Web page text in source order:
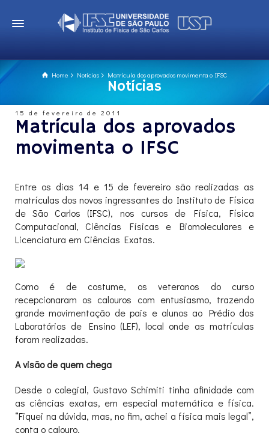
Home Notícias Matrícula dos aprovados movimenta o IFSC
Notícias
15 de fevereiro de 2011
Matrícula dos aprovados
movimenta o IFSC
Entre os dias 14 e 15 de fevereiro são realizadas as
matrículas dos novos ingressantes do Instituto de Física
de São Carlos (IFSC), nos cursos de Física, Física
Computacional, Ciências Físicas e Biomoleculares e
Licenciatura em Ciências Exatas.
Como é de costume, os veteranos do curso
recepcionaram os calouros com entusiasmo, trazendo
grande movimentação de pais e alunos ao Prédio dos
Laboratórios de Ensino (LEF), local onde as matrículas
foram realizadas.
A visão de quem chega
Desde o colegial, Gustavo Schimiti tinha afinidade com
as ciências exatas, em especial matemática e física.
“Fiquei na dúvida, mas, no fim, achei a física mais legal”,
conta o calouro.